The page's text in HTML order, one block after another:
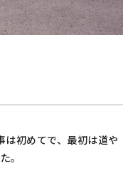
初めてで、最初は道や
。